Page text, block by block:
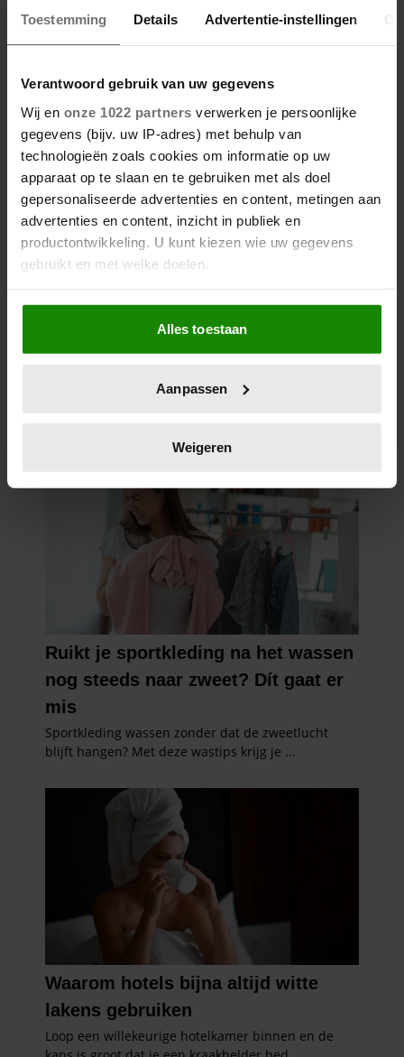
Toestemming Details Advertentie-instellingen
Verantwoord gebruik van uw gegevens
Wij en onze 1022 partners verwerken je persoonlijke
gegevens (bijv. uw IP-adres) met behulp van
technologieën zoals cookies om informatie op uw
apparaat op te slaan en te gebruiken met als doel
gepersonaliseerde advertenties en content, metingen aan
advertenties en content, inzicht in publiek en
productontwikkeling. U kunt kiezen wie uw gegevens
gebruikt en met welke doelen.
Als u het toestaat, willen we ook graag:
Informatie verzamelen over uw geografische
locatie, die tot een paar meter nauwkeurig kan zijn
scannen op specifieke eigenschappen (fingerprinting)
verwerkt en stel uw voorkeuren in het
intrekken in de Cookieverklaring.
We gebruiken cookies om content en advertenties te
personaliseren, om functies voor social media te bieden
en om ons websiteverkeer te analyseren. Ook delen we
informatie over uw gebruik van onze site met onze
partners voor social media, adverteren en analyse. Deze
partners kunnen deze gegevens combineren met andere
informatie die u aan ze heeft verstrekt of die ze hebben
verzameld op basis van uw gebruik van hun services. U
gaat akkoord met onze cookies als u onze website blijft
gebruiken.
Alles toestaan
Aanpassen
Weigeren